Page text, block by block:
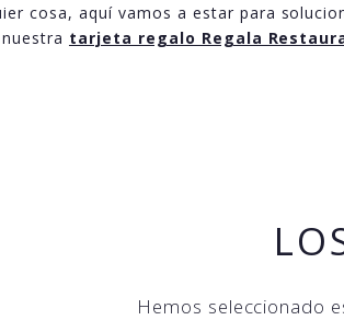
cosa, aquí vamos a estar para
tarjeta regalo Regala
Hemos seleccionado